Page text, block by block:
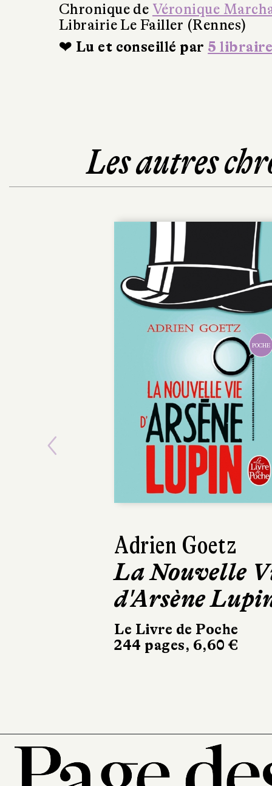
Chronique de Véronique
Librairie Le Failler (Rennes)
❤ Lu et conseillé par 5
Les autres
Sophie van der
Linden
De terre et de
mer
Buchet Chastel
Previous